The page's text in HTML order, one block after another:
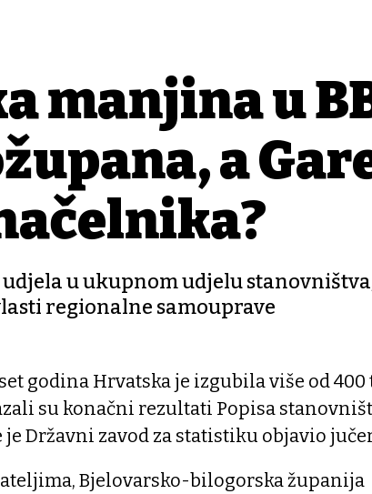
manjina u
a
u ukupnom udjelu
regionalne samouprave
godina Hrvatska je izgubila više od 400
su konačni rezultati Popisa
je Državni zavod za statistiku objavio
Bjelovarsko-bilogorska županija